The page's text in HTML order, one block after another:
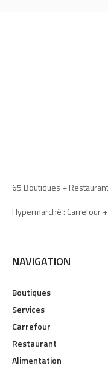
65 Boutiques +
Hypermarché : Carrefour
NAVIGATION
Boutiques
Services
Carrefour
Restaurant
Alimentation